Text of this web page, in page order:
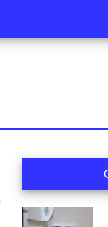
chính